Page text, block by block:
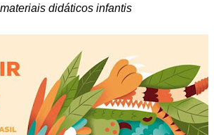
didáticos infantis